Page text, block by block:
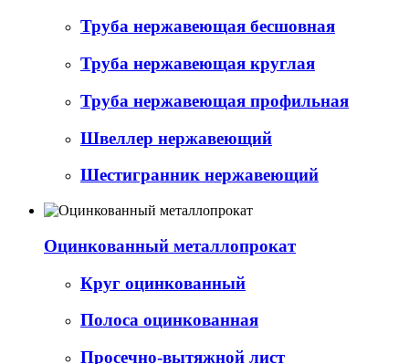
Труба нержавеющая бесшовная
Труба нержавеющая круглая
Труба нержавеющая профильная
Швеллер нержавеющий
Шестигранник нержавеющий
Оцинкованный металлопрокат
Круг оцинкованный
Полоса оцинкованная
Просечно-вытяжной лист